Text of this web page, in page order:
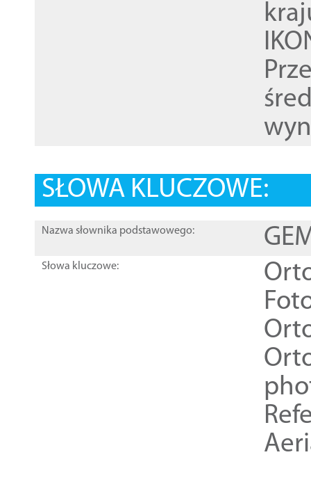
SŁOWA KLUCZOWE:
Nazwa słownika podstawowego:
Słowa kluczowe: